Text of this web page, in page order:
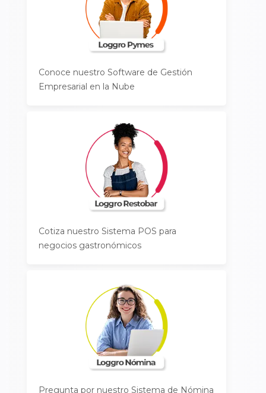
Conoce nuestro Software de Gestión
Empresarial en la Nube
Cotiza nuestro Sistema POS para
negocios gastronómicos
Pregunta por nuestro Sistema de Nómina